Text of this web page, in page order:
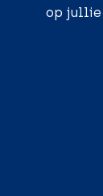
op jullie